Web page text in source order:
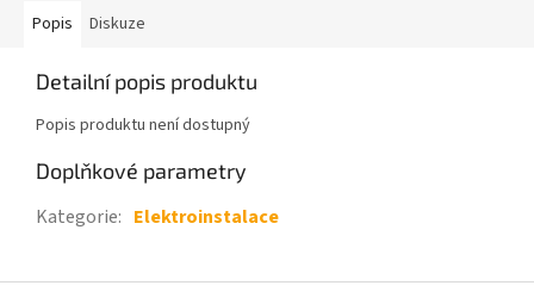
Popis Diskuze
Detailní popis produktu
Popis produktu není dostupný
Doplňkové parametry
Kategorie: Elektroinstalace